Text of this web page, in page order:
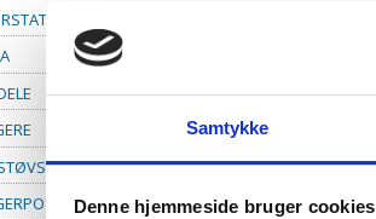
Samtykke
Denne hjemmeside bruger cookies